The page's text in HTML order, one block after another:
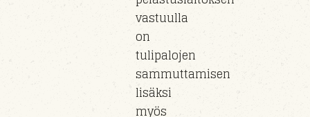
vastuulla
on
tulipalojen
sammuttamisen
lisäksi
myös